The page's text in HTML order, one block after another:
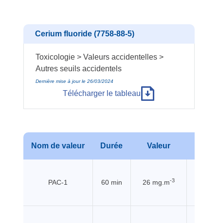
Cerium fluoride (7758-88-5)
Toxicologie > Valeurs accidentelles >
Autres seuils accidentels
Dernière mise à jour le 26/03/2024
Télécharger le tableau
Nom de valeur Durée Valeur
PAC-1 60 min 26 mg.m-3